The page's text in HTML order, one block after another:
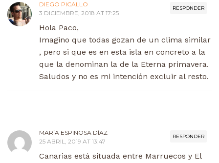
RESPONDER
DIEGO PICALLO
3 DICIEMBRE, 2018 AT 17:25
Hola Paco,
Imagino que todas gozan de un clima similar
, pero si que es en esta isla en concreto a la
que la denominan la de la Eterna primavera.
Saludos y no es mi intención excluir al resto.
RESPONDER
MARÍA ESPINOSA DÍAZ
25 ABRIL, 2019 AT 13:47
Canarias está situada entre Marruecos y El